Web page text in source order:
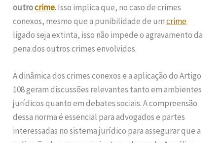
outrocrime.Isso implica que, no caso de crimes
conexos, mesmo que a punibilidade de umcrime
ligado seja extinta, isso não impede o agravamento da
pena dos outros crimes envolvidos.
A dinâmica dos crimes conexos e a aplicação do Artigo
108 geram discussões relevantes tanto em ambientes
jurídicos quanto em debates sociais. A compreensão
dessa norma é essencial para advogados e partes
interessadas no sistema jurídico para assegurar que a